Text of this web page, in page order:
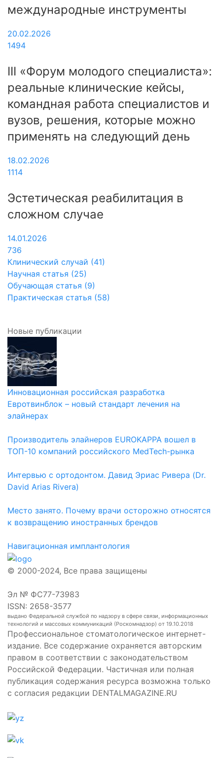
международные инструменты
20.02.2026
1494
III «Форум молодого специалиста»:
реальные клинические кейсы,
командная работа специалистов и
вузов, решения, которые можно
применять на следующий день
18.02.2026
1114
Эстетическая реабилитация в
сложном случае
14.01.2026
736
Клинический случай (41)
Научная статья (25)
Обучающая статья (9)
Практическая статья (58)
Новые публикации
Инновационная российская разработка
Евротвинблок – новый стандарт лечения на
элайнерах
Производитель элайнеров EUROKAPPA вошел в
ТОП-10 компаний российского MedTech-рынка
Интервью с ортодонтом. Давид Эриас Ривера (Dr.
David Arias Rivera)
Место занято. Почему врачи осторожно относятся
к возвращению иностранных брендов
Навигационная имплантология
© 2000-2024, Все права защищены
Эл № ФС77-73983
ISSN: 2658-3577
выдано Федеральной службой по надзору в сфере связи, информационных
технологий и массовых коммуникаций (Роскомнадзор) от 19.10.2018
Профессиональное стоматологическое интернет-
издание. Все содержание охраняется авторским
правом в соответствии с законодательством
Российской Федерации. Частичная или полная
публикация содержания ресурса возможна только
с согласия редакции DENTALMAGAZINE.RU